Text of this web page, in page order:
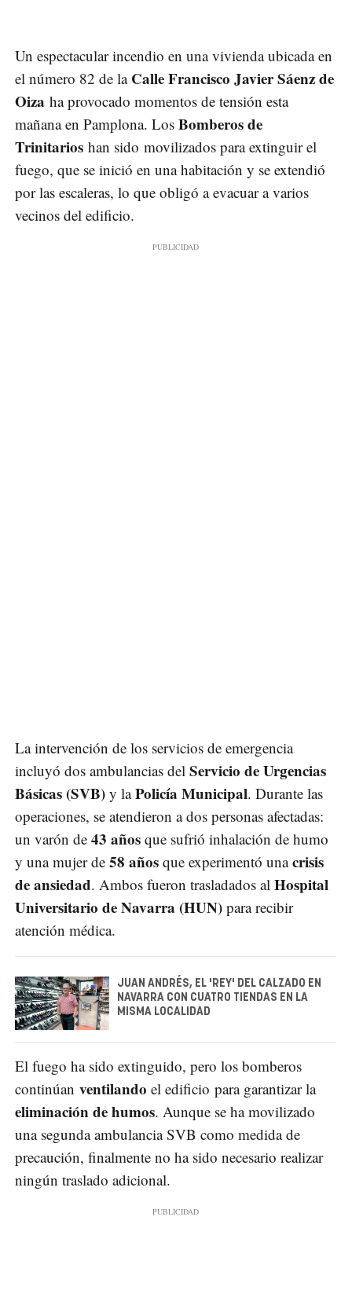
Un espectacular incendio en una vivienda ubicada en
el número 82 de la Calle Francisco Javier Sáenz de
Oiza ha provocado momentos de tensión esta
mañana en Pamplona. Los Bomberos de
Trinitarios han sido movilizados para extinguir el
fuego, que se inició en una habitación y se extendió
por las escaleras, lo que obligó a evacuar a varios
vecinos del edificio.
La intervención de los servicios de emergencia
incluyó dos ambulancias del Servicio de Urgencias
Básicas (SVB) y laPolicía Municipal. Durante las
operaciones, se atendieron a dos personas afectadas:
un varón de 43 años que sufrió inhalación de humo
y una mujer de 58 años que experimentó unacrisis
de ansiedad. Ambos fueron trasladados al Hospital
Universitario de Navarra (HUN) para recibir
atención médica.
JUAN ANDRÉS, EL 'REY' DEL CALZADO EN
NAVARRA CON CUATRO TIENDAS EN LA
MISMA LOCALIDAD
El fuego ha sido extinguido, pero los bomberos
continúan ventilando el edificio para garantizar la
eliminación de humos. Aunque se ha movilizado
una segunda ambulancia SVB como medida de
precaución, finalmente no ha sido necesario realizar
ningún traslado adicional.